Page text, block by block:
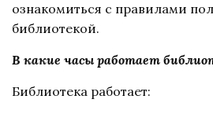
ознакомиться с правилами
библиотекой.
В какие часы работает
Библиотека работает: